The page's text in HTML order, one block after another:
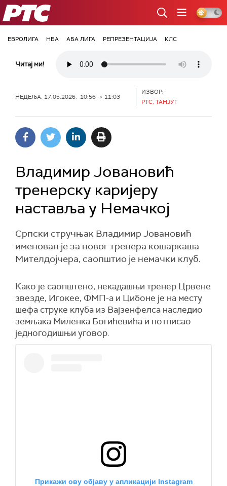
РТС
ЕВРОЛИГА НБА АБА ЛИГА РЕПРЕЗЕНТАЦИЈА КЛС
Читај ми!
НЕДЕЉА, 17.05.2026, 10:56 -> 11:03
ИЗВОР:
РТС, ТАНЈУГ
Владимир Јовановић
тренерску каријеру
наставља у Немачкој
Српски стручњак Владимир Јовановић
именован је за новог тренера кошаркаша
Мителдојчера, саопштио је немачки клуб.
Како је саопштено, некадашњи тренер Црвене
звезде, Игокее, ФМП-а и Цибоне је на месту
шефа струке клуба из Вајзенфелса наследио
земљака Миленка Богићевића и потписао
једногодишњи уговор.
Прикажи ову објаву у апликацији Instagram